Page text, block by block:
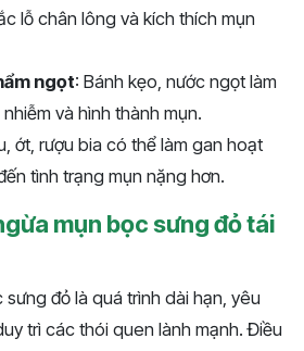
lỗ chân lông và kích thích mụn
ngọt: Bánh kẹo, nước ngọt làm
và hình thành mụn.
ớt, rượu bia có thể làm gan hoạt
tình trạng mụn nặng hơn.
mụn bọc sưng đỏ tái
đỏ là quá trình dài hạn, yêu
trì các thói quen lành mạnh. Điều